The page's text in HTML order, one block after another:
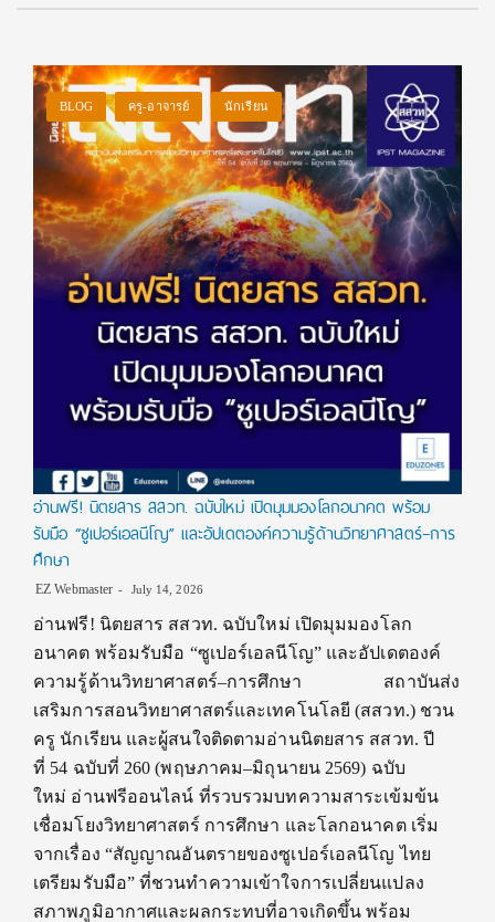
BLOG ครู-อาจารย์ นักเรียน
อ่านฟรี! นิตยสาร สสวท. ฉบับใหม่ เปิดมุมมองโลกอนาคต พร้อม
รับมือ “ซูเปอร์เอลนีโญ” และอัปเดตองค์ความรู้ด้านวิทยาศาสตร์–การ
ศึกษา
EZ Webmaster July 14, 2026
อ่านฟรี! นิตยสาร สสวท. ฉบับใหม่ เปิดมุมมองโลก
อนาคต พร้อมรับมือ “ซูเปอร์เอลนีโญ” และอัปเดตองค์
ความรู้ด้านวิทยาศาสตร์–การศึกษา สถาบันส่ง
เสริมการสอนวิทยาศาสตร์และเทคโนโลยี (สสวท.) ชวน
ครู นักเรียน และผู้สนใจติดตามอ่านนิตยสาร สสวท. ปี
ที่ 54 ฉบับที่ 260 (พฤษภาคม–มิถุนายน 2569) ฉบับ
ใหม่ อ่านฟรีออนไลน์ ที่รวบรวมบทความสาระเข้มข้น
เชื่อมโยงวิทยาศาสตร์ การศึกษา และโลกอนาคต เริ่ม
จากเรื่อง “สัญญาณอันตรายของซูเปอร์เอลนีโญ ไทย
เตรียมรับมือ” ที่ชวนทำความเข้าใจการเปลี่ยนแปลง
สภาพภูมิอากาศและผลกระทบที่อาจเกิดขึ้น พร้อม